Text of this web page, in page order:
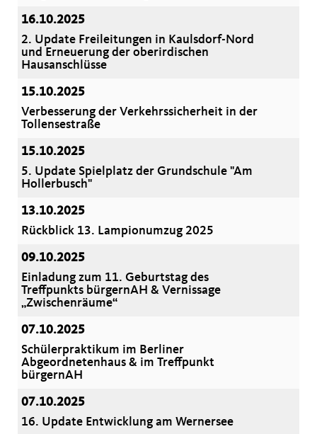
16.10.2025
2. Update Freileitungen in Kaulsdorf-Nord
und Erneuerung der oberirdischen
Hausanschlüsse
15.10.2025
Verbesserung der Verkehrssicherheit in der
Tollensestraße
15.10.2025
5. Update Spielplatz der Grundschule "Am
Hollerbusch"
13.10.2025
Rückblick 13. Lampionumzug 2025
09.10.2025
Einladung zum 11. Geburtstag des
Treffpunkts bürgernAH & Vernissage
Zwischenräume“
07.10.2025
Schülerpraktikum im Berliner
Abgeordnetenhaus & im Treffpunkt
bürgernAH
07.10.2025
16. Update Entwicklung am Wernersee